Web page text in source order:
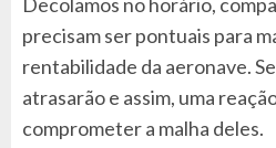
precisam ser pontuais para
rentabilidade da aeronave.
atrasarão e assim, uma
comprometer a malha deles.